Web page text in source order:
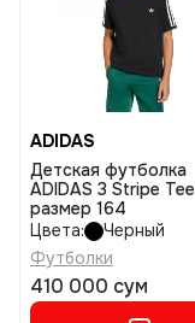
ADIDAS
Детская футболка
ADIDAS 3 Stripe Tee
размер 164
Цвета:
Черный
Футболки
410 000 сум